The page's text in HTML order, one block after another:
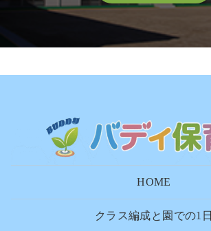
HOME
クラス編成と園での1日